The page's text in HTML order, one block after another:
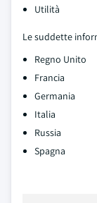
Utilità
Le suddette
Regno Unito
Francia
Germania
Italia
Russia
Spagna